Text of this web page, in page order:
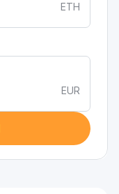
ETH
EUR